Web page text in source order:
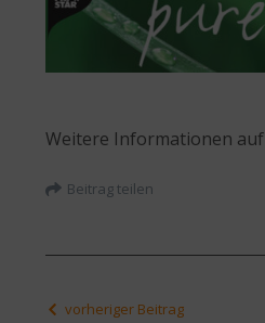
Weitere Informationen auf
Beitrag teilen
vorheriger Beitrag